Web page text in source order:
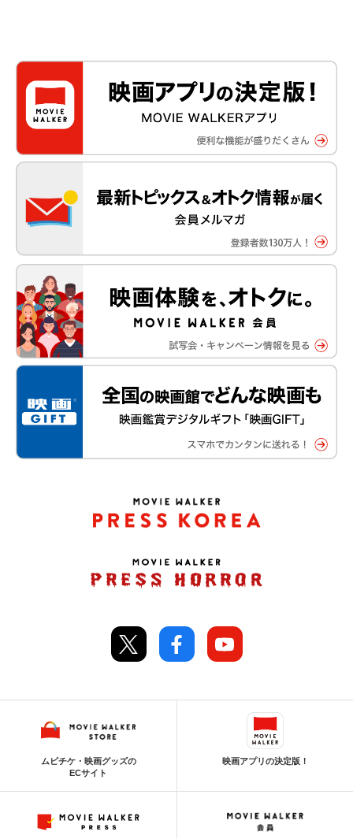
ムビチケ・映画グッズの
ECサイト
映画アプリの決定版！